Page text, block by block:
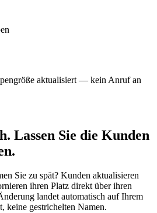
aktualisiert — kein Anruf an
Lassen Sie die Kunden
Sie zu spät? Kunden aktualisieren
ihren Platz direkt über ihren
landet automatisch auf Ihrem
keine gestrichelten Namen.